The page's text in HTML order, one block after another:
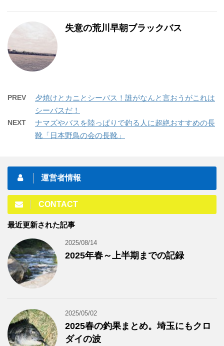
失意の荒川早朝ブラックバス
PREV
夕焼けとカニとシーバス！誰がなんと言おうがこれは
シーバスだ！
NEXT
ナマズやバスを陸っぱりで釣る人に超絶おすすめの長
靴「日本野鳥の会の長靴」
運営者情報
CONTACT
最近更新された記事
2025/08/14
2025年春～上半期までの記録
2025/05/02
2025春の釣果まとめ。埼玉にもクロ
ダイの波